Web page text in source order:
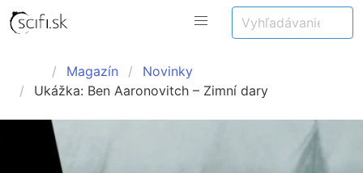
Magazín
Novinky
Ukážka: Ben Aaronovitch – Zimní dary